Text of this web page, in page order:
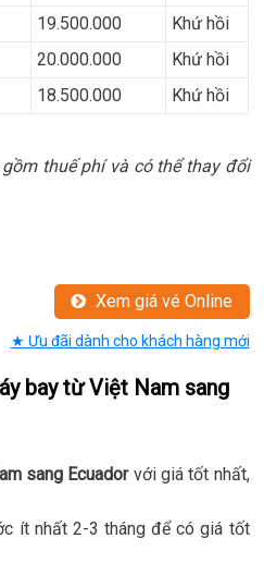
19.500.000
Khứ hồi
20.000.000
Khứ hồi
18.500.000 Khứ hồi
thuế phí và có thể thay đổi
Xem giá vé Online
★ Ưu đãi dành cho khách hàng mới
bay từ Việt Nam sang
sang Ecuadorvới giá tốt nhất,
ít nhất 2-3 tháng để có giá tốt